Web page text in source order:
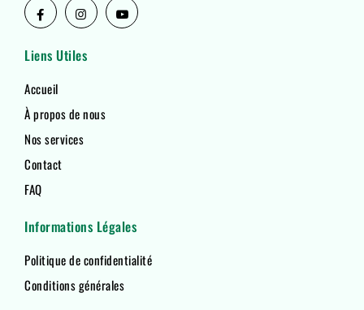
Liens Utiles
Accueil
À propos de nous
Nos services
Contact
FAQ
Informations Légales
Politique de confidentialité
Conditions générales